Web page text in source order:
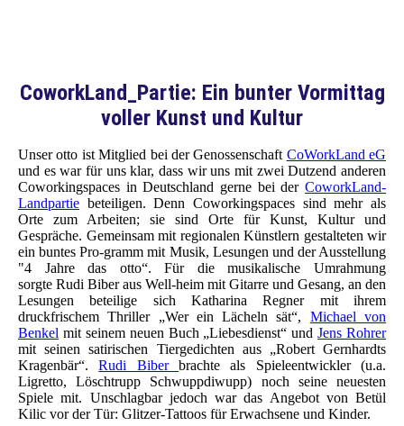
CoworkLand_Partie: Ein bunter Vormittag
voller Kunst und Kultur
Unser otto ist Mitglied bei der Genossenschaft CoWorkLand eG
und es war für uns klar, dass wir uns mit zwei Dutzend anderen
Coworkingspaces in Deutschland gerne bei der CoworkLand-
Landpartie beteiligen. Denn Coworkingspaces sind mehr als
Orte zum Arbeiten; sie sind Orte für Kunst, Kultur und
Gespräche. Gemeinsam mit regionalen Künstlern gestalteten wir
ein buntes Pro-gramm mit Musik, Lesungen und der Ausstellung
"4 Jahre das otto“. Für die musikalische Umrahmung
sorgte Rudi Biber aus Well-heim mit Gitarre und Gesang, an den
Lesungen beteilige sich Katharina Regner mit ihrem
druckfrischem Thriller „Wer ein Lächeln sät“, Michael von
Benkel mit seinem neuen Buch „Liebesdienst“ undJens Rohrer
mit seinen satirischen Tiergedichten aus „Robert Gernhardts
Kragenbär“.Rudi Biberbrachte als Spieleentwickler (u.a.
Ligretto, Löschtrupp Schwuppdiwupp) noch seine neuesten
Spiele mit. Unschlagbar jedoch war das Angebot von Betül
Kilic vor der Tür: Glitzer-Tattoos für Erwachsene und Kinder.